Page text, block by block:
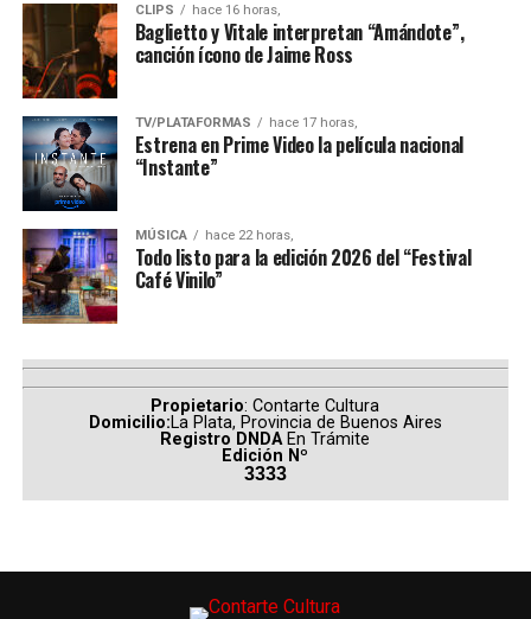
Además de narrar los acontecimientos, la producción
buscará contextualizar las condiciones que derivaron en
el levantamiento y analizar las consecuencias que el
episodio tuvo en los ámbitos penitenciario, judicial y
social.
La propuesta también pondrá el foco en las historias
humanas detrás de uno de los hechos más recordados de
la historia reciente argentina, revisando el impacto que
el motín tuvo tanto en sus protagonistas como en las
instituciones involucradas.
La docuserie es una producción deÁnimaparaWarner
Bros. Discoveryy cuenta con la dirección deMatías
Gueilburt. El guion fue desarrollado porNicolás
Pablo Olmedo, mientras que la producción
Sebastián Gamba
Comparte esto:
CLIPS hace 16 horas,
Baglietto y Vitale interpretan “Amándote”,
canción ícono de Jaime Ross
TV/PLATAFORMAS hace 17 horas,
Estrena en Prime Video la película nacional
“Instante”
MÚSICA hace 22 horas,
Todo listo para la edición 2026 del “Festival
Café Vinilo”
Propietario: Contarte Cultura
Domicilio:La Plata, Provincia de Buenos Aires
Registro DNDA En Trámite
Edición Nº
3333